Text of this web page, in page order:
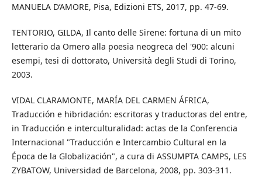
MANUELA D’AMORE, Pisa, Edizioni ETS, 2017, pp. 47-69.
TENTORIO, GILDA, Il canto delle Sirene: fortuna di un mito
letterario da Omero alla poesia neogreca del '900: alcuni
esempi, tesi di dottorato, Università degli Studi di Torino,
2003.
VIDAL CLARAMONTE, MARÍA DEL CARMEN ÁFRICA,
Traducción e hibridación: escritoras y traductoras del entre,
in Traducción e interculturalidad: actas de la Conferencia
Internacional "Traducción e Intercambio Cultural en la
Época de la Globalización", a cura di ASSUMPTA CAMPS, LES
ZYBATOW, Universidad de Barcelona, 2008, pp. 303-311.